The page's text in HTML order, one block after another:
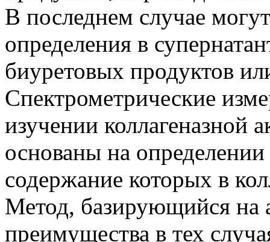
В последнем случае
определения в
биуретовых продуктов
Спектрометрические
изучении коллагеназной
основаны на
содержание которых в
Метод, базирующийся на
преимущества в тех